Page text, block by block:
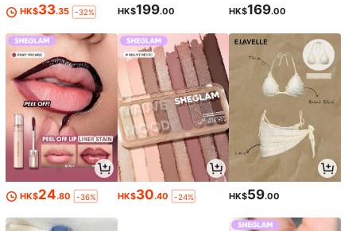
HK$33.35 -32% HK$199.00 HK$169.00
HK$24.80 -36% HK$30.40 -24% HK$59.00